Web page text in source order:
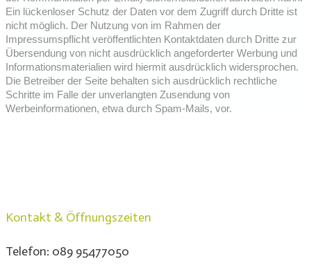
Ein lückenloser Schutz der Daten vor dem Zugriff durch Dritte ist
nicht möglich. Der Nutzung von im Rahmen der
Impressumspflicht veröffentlichten Kontaktdaten durch Dritte zur
Übersendung von nicht ausdrücklich angeforderter Werbung und
Informationsmaterialien wird hiermit ausdrücklich widersprochen.
Die Betreiber der Seite behalten sich ausdrücklich rechtliche
Schritte im Falle der unverlangten Zusendung von
Werbeinformationen, etwa durch Spam-Mails, vor.
Kontakt & Öffnungszeiten
Telefon: 089 95477050